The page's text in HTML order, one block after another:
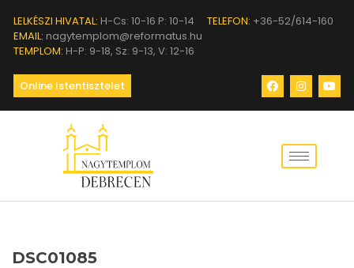
LELKÉSZI HIVATAL: H-Cs: 10-16 P: 10-14 TELEFON: +36-52/614-160
EMAIL: nagytemplom@reformatus.hu
TEMPLOM: H-P: 9-18, Sz: 9-13, V: 12-16
Online Istentisztelet
DSC01085